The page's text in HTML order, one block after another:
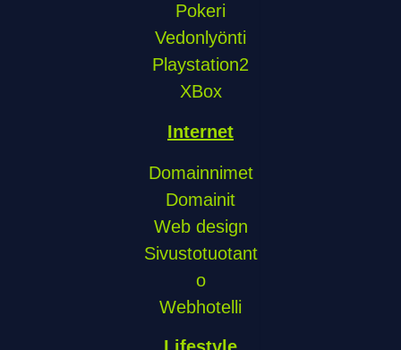
Pokeri
Vedonlyönti
Playstation2
XBox
Internet
Domainnimet
Domainit
Web design
Sivustotuotant
o
Webhotelli